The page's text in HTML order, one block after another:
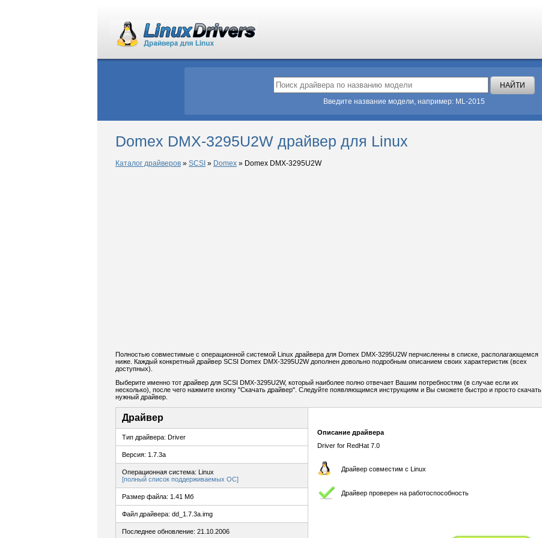
Введите название модели, например: ML-2015
Domex DMX-3295U2W драйвер для Linux
Каталог драйверов » SCSI » Domex » Domex DMX-3295U2W
Полностью совместимые с операционной системой Linux драйвера для Domex DMX-3295U2W перчисленны в списке, располагающемся
ниже. Каждый конкретный драйвер SCSI Domex DMX-3295U2W дополнен довольно подробным описанием своих характеристик (всех
доступных).
Выберите именно тот драйвер для SCSI DMX-3295U2W, который наиболее полно отвечает Вашим потребностям (в случае если их
несколько), после чего нажмите кнопку "Скачать драйвер". Следуйте появляющимся инструкциям и Вы сможете быстро и просто скачать
нужный драйвер.
Драйвер
Тип драйвера: Driver
Версия: 1.7.3a
Операционная система: Linux
[полный список поддерживаемых ОС]
Размер файла: 1.41 Мб
Файл драйвера: dd_1.7.3a.img
Последнее обновление: 21.10.2006
Описание драйвера
Driver for RedHat 7.0
Драйвер совместим с Linux
Драйвер проверен на работоспособность